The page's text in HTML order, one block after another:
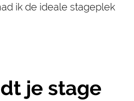
ik de ideale stageplek
je stage